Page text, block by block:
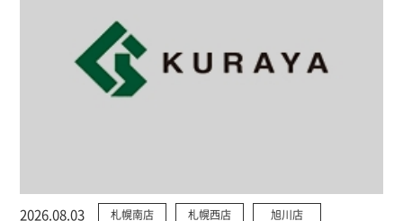
2026.08.03 札幌南店 札幌西店 旭川店